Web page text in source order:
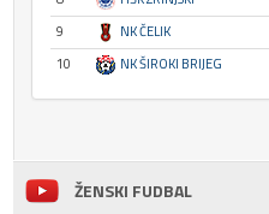
9
NK ČELIK
10
NK ŠIROKI BRIJEG
ŽENSKI FUDBAL